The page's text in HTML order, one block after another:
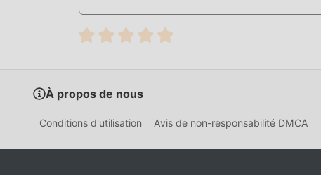
À propos de nous
Conditions d'utilisation Avis de non-responsabilité DMCA